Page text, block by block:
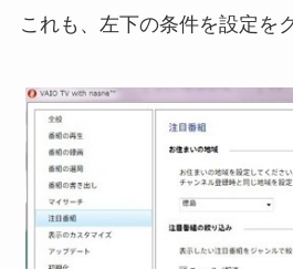
これも、左下の条件を設定を